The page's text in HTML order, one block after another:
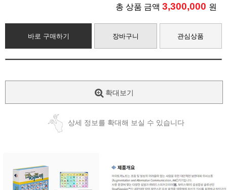
총 상품 금액 3,300,000 원
바로 구매하기 장바구니 관심상품
확대보기
상세 정보를 확대해 보실 수 있습니다